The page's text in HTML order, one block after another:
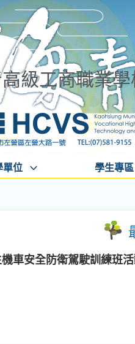
級工商職業學
單位 學生專區
車安全防衛駕駛訓練班